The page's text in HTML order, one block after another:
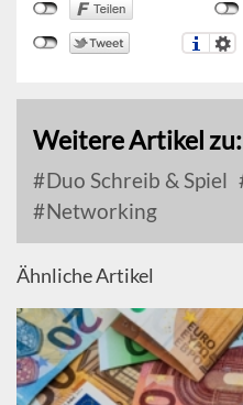
Weitere Artikel zu:
Duo Schreib & Spiel
Networking
Ähnliche Artikel